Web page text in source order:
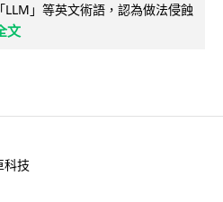
LLM」等英文術語，認為做法侵蝕
文
科技